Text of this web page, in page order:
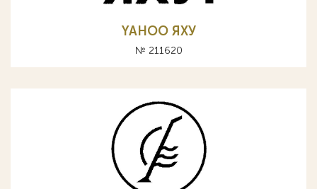
YAHOO ЯХУ
№ 211620